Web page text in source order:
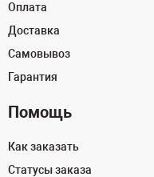
Оплата
Доставка
Самовывоз
Гарантия
Помощь
Как заказать
Статусы заказа